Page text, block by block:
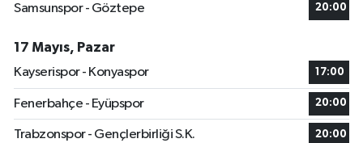
Samsunspor - Göztepe 20:00
17 Mayıs, Pazar
Kayserispor - Konyaspor
17:00
Fenerbahçe - Eyüpspor 20:00
Trabzonspor - Gençlerbirliği S.K. 20:00